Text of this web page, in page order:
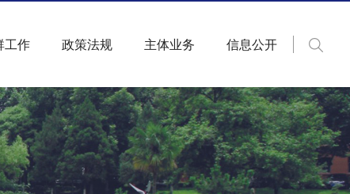
工作 政策法规 主体业务 信息公开